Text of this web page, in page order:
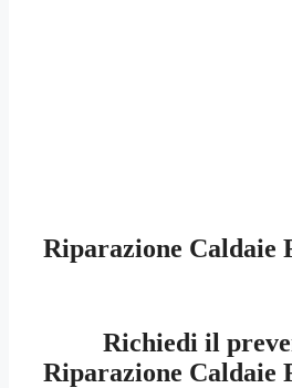
Riparazione Caldaie
Richiedi il
Riparazione Caldaie